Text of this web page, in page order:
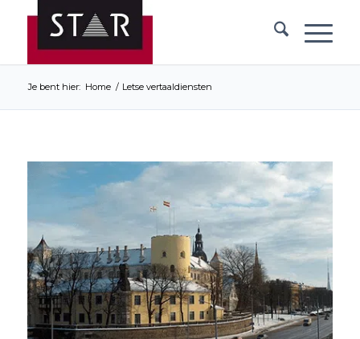
Je bent hier: Home / Letse vertaaldiensten